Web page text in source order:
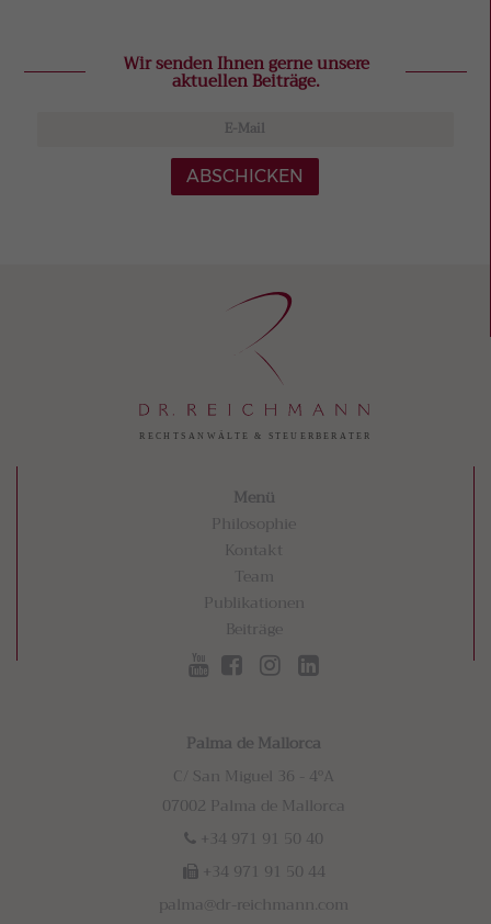
Wir senden Ihnen gerne unsere
aktuellen Beiträge.
ABSCHICKEN
Menü
Philosophie
Kontakt
Team
Publikationen
Beiträge
Palma de Mallorca
C/ San Miguel 36 - 4ºA
07002 Palma de Mallorca
+34 971 91 50 40
+34 971 91 50 44
palma@dr-reichmann.com